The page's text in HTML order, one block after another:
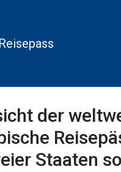
Reisepass
der
Staaten